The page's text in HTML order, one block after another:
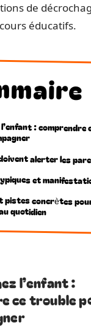
de
éducatifs.
:
alerter les
et
pistes concrètes
quotidien
l’enfant :
ce trouble